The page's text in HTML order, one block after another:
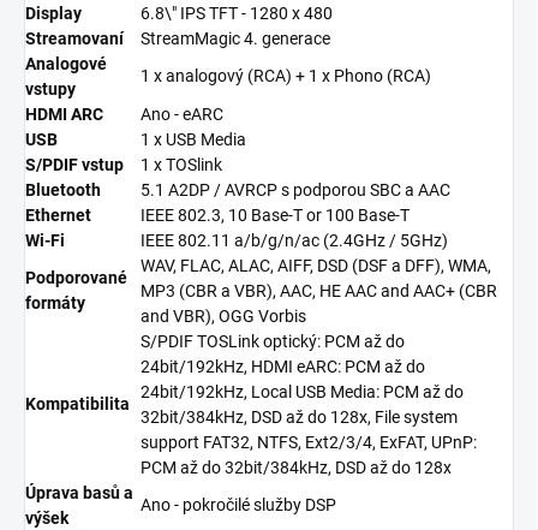
Display
6.8\" IPS TFT - 1280 x 480
Streamovaní
StreamMagic 4. generace
Analogové
vstupy
1 x analogový (RCA) + 1 x Phono (RCA)
HDMI ARC
Ano - eARC
USB
1 x USB Media
S/PDIF vstup
1 x TOSlink
Bluetooth
5.1 A2DP / AVRCP s podporou SBC a AAC
Ethernet
IEEE 802.3, 10 Base-T or 100 Base-T
Wi-Fi
IEEE 802.11 a/b/g/n/ac (2.4GHz / 5GHz)
Podporované
formáty
WAV, FLAC, ALAC, AIFF, DSD (DSF a DFF), WMA,
MP3 (CBR a VBR), AAC, HE AAC and AAC+ (CBR
and VBR), OGG Vorbis
Kompatibilita
S/PDIF TOSLink optický: PCM až do
24bit/192kHz, HDMI eARC: PCM až do
24bit/192kHz, Local USB Media: PCM až do
32bit/384kHz, DSD až do 128x, File system
support FAT32, NTFS, Ext2/3/4, ExFAT, UPnP:
PCM až do 32bit/384kHz, DSD až do 128x
Úprava basů a
výšek
Ano - pokročilé služby DSP